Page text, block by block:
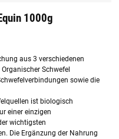
1000g
aus 3 verschiedenen
Schwefel
sowie die
ist biologisch
einer einzigen
wichtigsten
Die Ergänzung der Nahrung